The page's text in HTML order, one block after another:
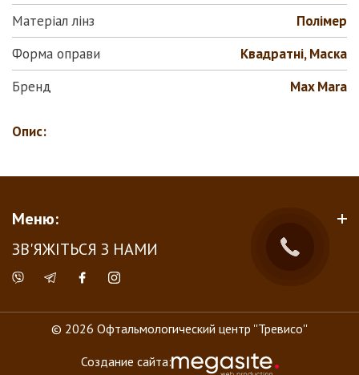
Матеріал лінз
Полiмер
Форма оправи
Квадратні, Маска
Бренд
Max Mara
Опис:
Меню:
ЗВ'ЯЖІТЬСЯ З НАМИ
© 2026 Офтальмологический центр ''Тревисо''
Создание сайта: